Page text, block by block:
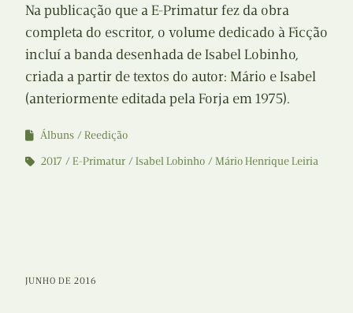
Na publicação que a E-Primatur fez da obra
completa do escritor, o volume dedicado à Ficção
incluí a banda desenhada de Isabel Lobinho,
criada a partir de textos do autor: Mário e Isabel
(anteriormente editada pela Forja em 1975).
Álbuns
Reedição
2017
E-Primatur Isabel Lobinho Mário Henrique Leiria
JUNHO DE 2016